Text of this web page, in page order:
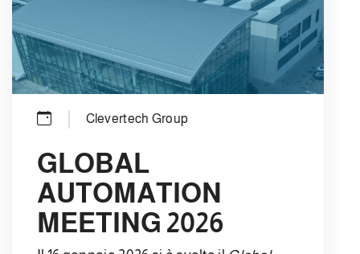
Clevertech Group
GLOBAL
AUTOMATION
MEETING 2026